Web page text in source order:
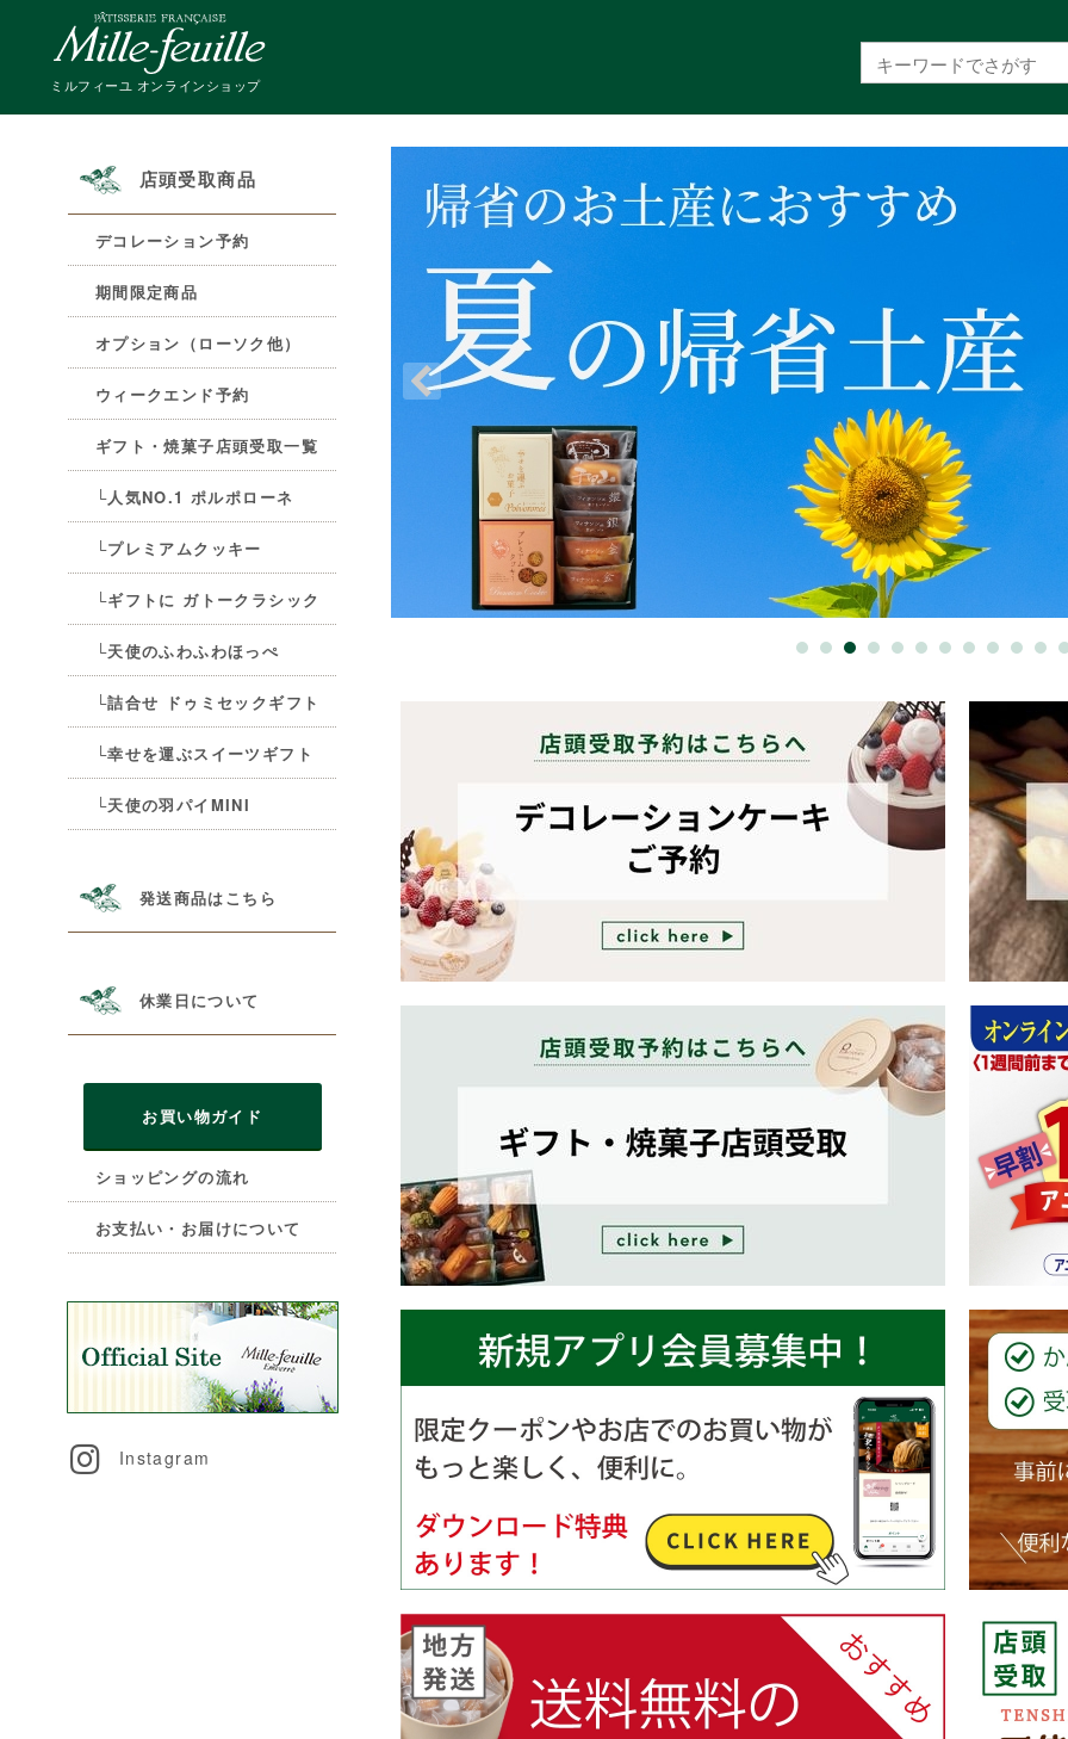
ミルフィーユ オンラインショップ
店頭受取商品
デコレーション予約
期間限定商品
オプション（ローソク他）
ウィークエンド予約
ギフト・焼菓子店頭受取一覧
└人気NO.1 ポルポローネ
└プレミアムクッキー
└ギフトに ガトークラシック
└天使のふわふわほっぺ
└詰合せ ドゥミセックギフト
└幸せを運ぶスイーツギフト
└天使の羽パイMINI
発送商品はこちら
休業日について
お買い物ガイド
ショッピングの流れ
お支払い・お届けについて
Instagram